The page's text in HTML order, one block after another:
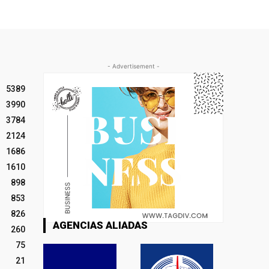
5389
3990
3784
2124
1686
1610
898
853
826
260
75
21
- Advertisement -
AGENCIAS ALIADAS